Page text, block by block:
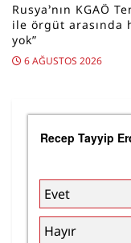
Rusya’nın KGAÖ
ile örgüt
yok”
6 AĞUSTOS 2026
Recep Tayyip
Evet
Hayır